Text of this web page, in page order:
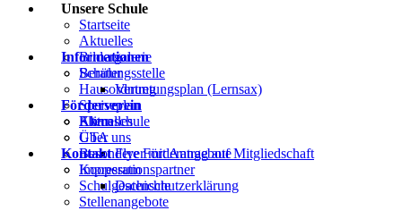
Unsere Schule
Startseite
Aktuelles
Bildergalerie
Beratungsstelle
Hausordnung
Speiseplan
Klimaschule
GTA
Besondere Förderangebote
Kooperationspartner
Schulgeschichte
Stellenangebote
Informationen
Schüler
Vertretungsplan (Lernsax)
Eltern
Förderverein
Aktuelles
Über uns
Flyer mit Antrag auf Mitgliedschaft
Kontakt
Impressum
Datenschutzerklärung